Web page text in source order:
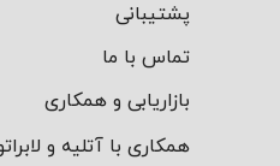
پشتیبانی
تماس با ما
بازاریابی و همکاری
همکاری با آتلیه و